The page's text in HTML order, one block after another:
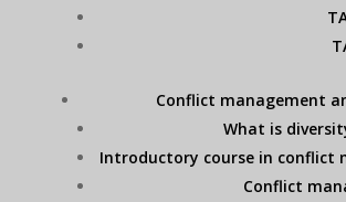
Conflict management
What is
Introductory course in conflict
Conflict